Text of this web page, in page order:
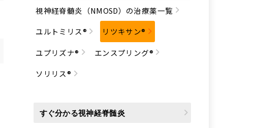
視神経脊髄炎（NMOSD）の治療薬一覧
ユルトミリス®
リツキサン®
ユプリズナ®
エンスプリング®
ソリリス®
すぐ分かる視神経脊髄炎